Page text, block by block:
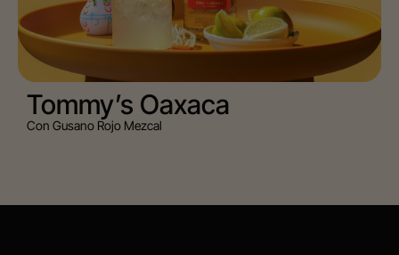
Tommy’s Oaxaca
Con Gusano Rojo Mezcal